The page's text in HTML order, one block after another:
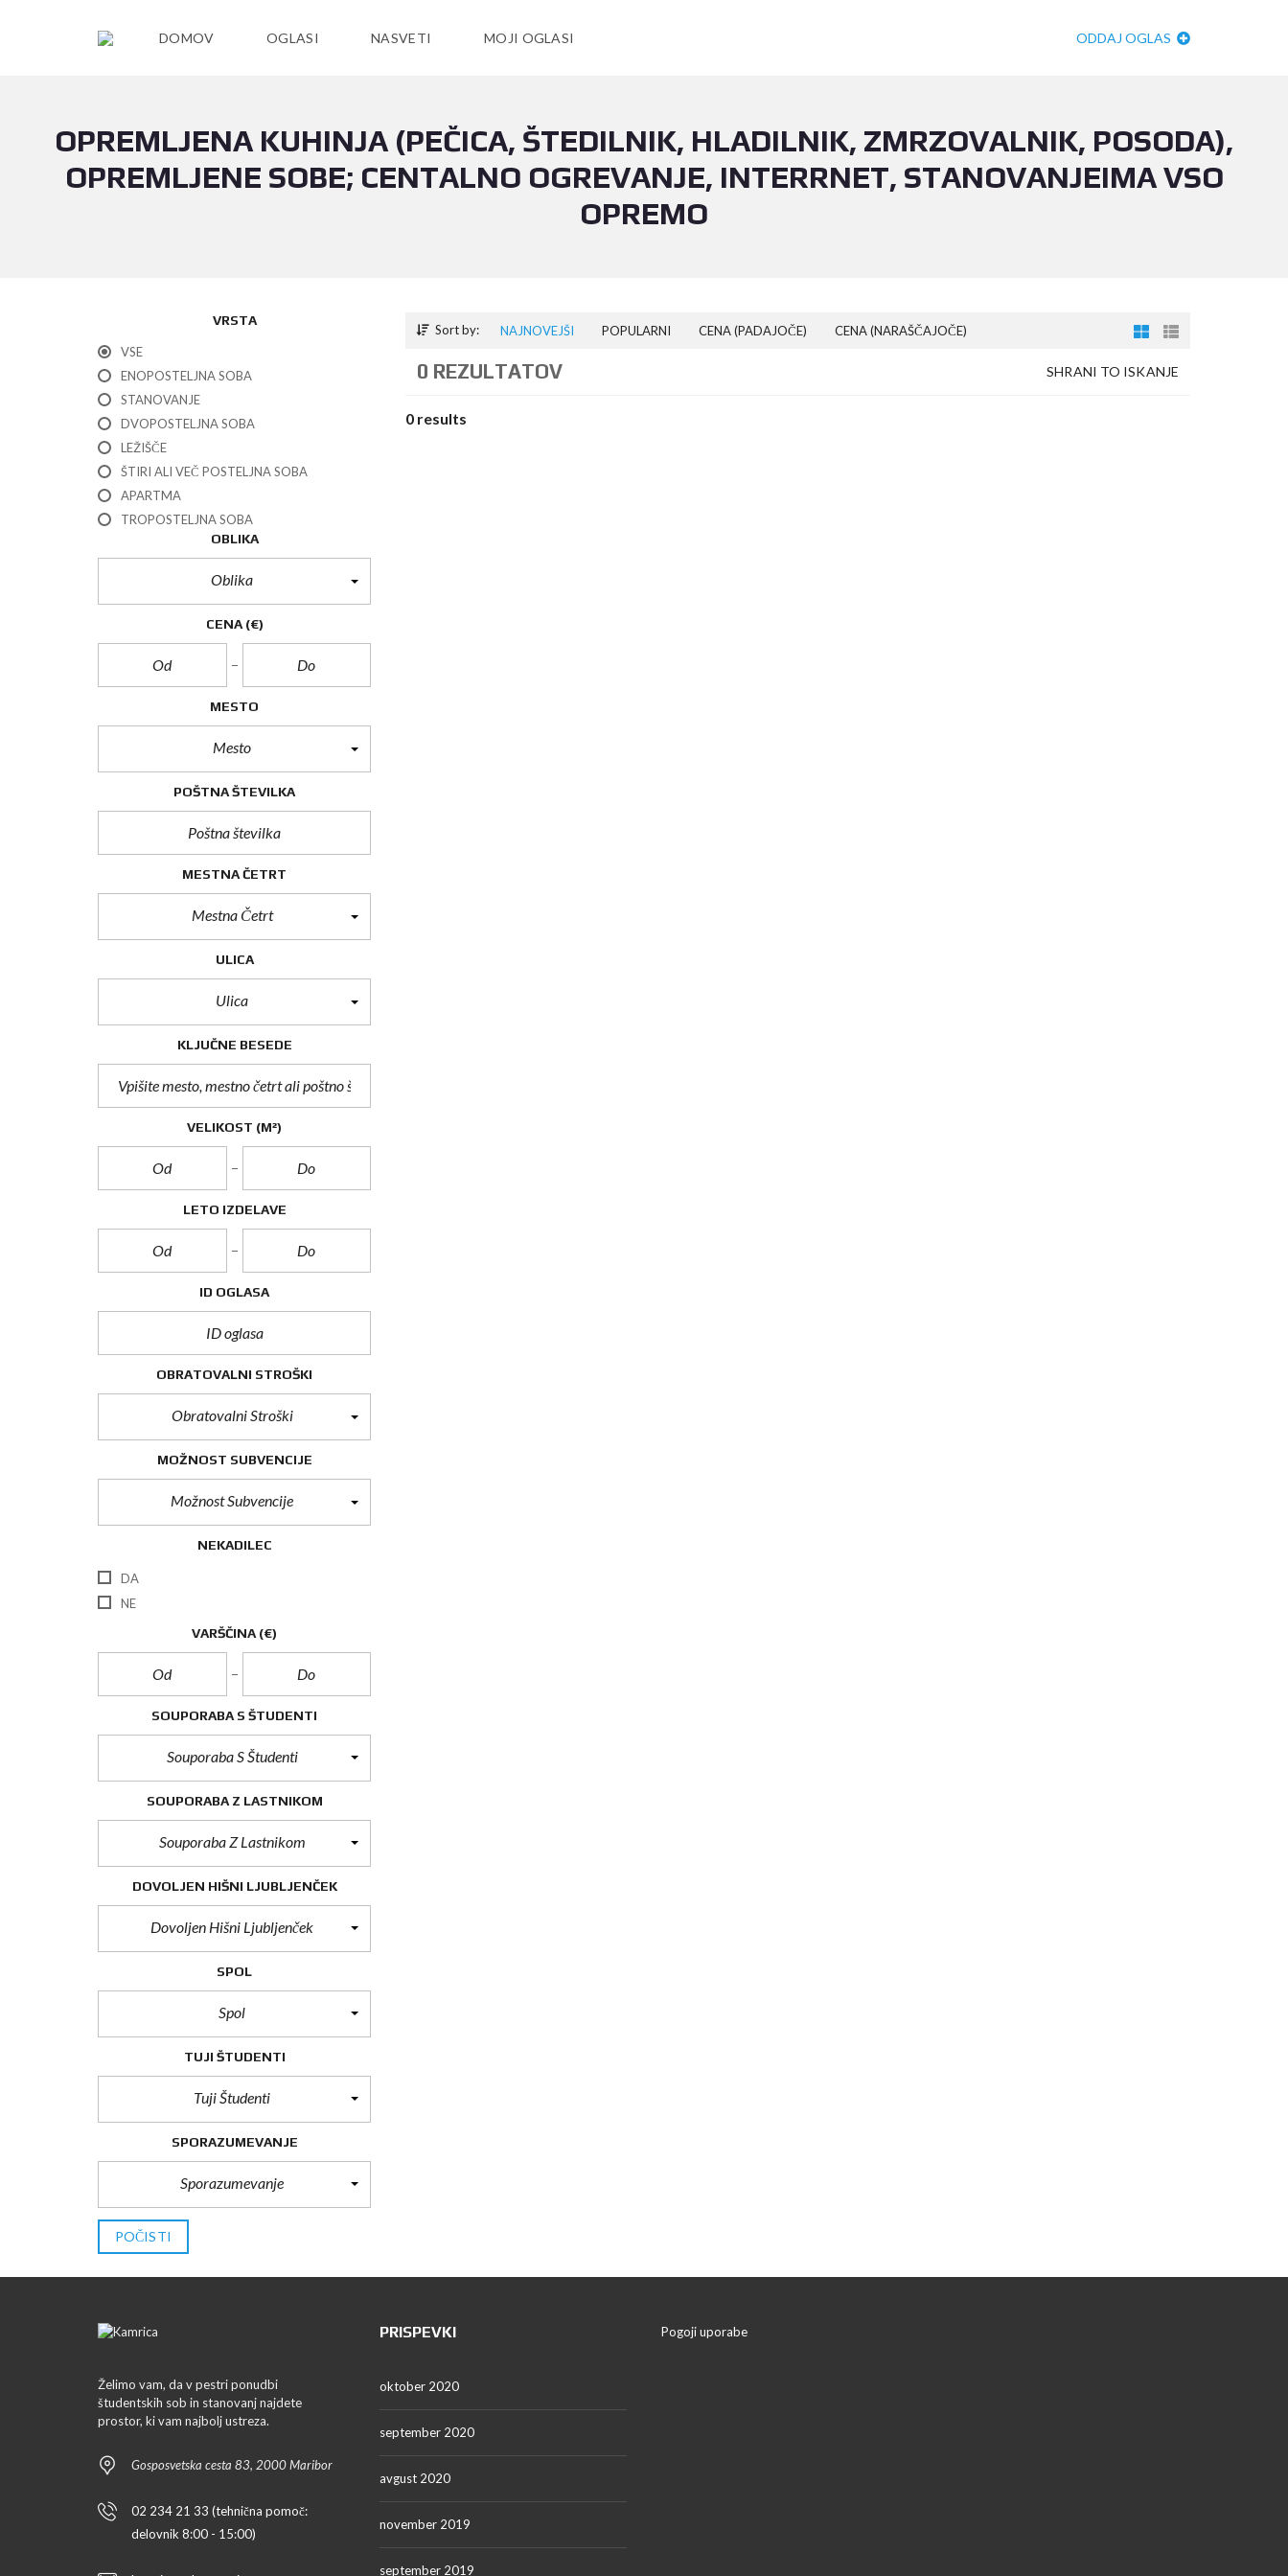
DOMOV OGLASI NASVETI MOJI OGLASI ODDAJ OGLAS
OPREMLJENA KUHINJA (PEČICA, ŠTEDILNIK, HLADILNIK, ZMRZOVALNIK, POSODA),
OPREMLJENE SOBE; CENTALNO OGREVANJE, INTERRNET, STANOVANJEIMA VSO
OPREMO
VRSTA
VSE
ENOPOSTELJNA SOBA
STANOVANJE
DVOPOSTELJNA SOBA
LEŽIŠČE
ŠTIRI ALI VEČ POSTELJNA SOBA
APARTMA
TROPOSTELJNA SOBA
OBLIKA
Oblika
CENA (€)
MESTO
Mesto
POŠTNA ŠTEVILKA
MESTNA ČETRT
Mestna Četrt
ULICA
Ulica
KLJUČNE BESEDE
VELIKOST (M²)
LETO IZDELAVE
ID OGLASA
OBRATOVALNI STROŠKI
Obratovalni Stroški
MOŽNOST SUBVENCIJE
Možnost Subvencije
NEKADILEC
DA
NE
VARŠČINA (€)
SOUPORABA S ŠTUDENTI
Souporaba S Študenti
SOUPORABA Z LASTNIKOM
Souporaba Z Lastnikom
DOVOLJEN HIŠNI LJUBLJENČEK
Dovoljen Hišni Ljubljenček
SPOL
Spol
TUJI ŠTUDENTI
Tuji Študenti
SPORAZUMEVANJE
Sporazumevanje
POČISTI
Sort by: NAJNOVEJŠI POPULARNI CENA (PADAJOČE) CENA (NARAŠČAJOČE)
SHRANI TO ISKANJE
0 REZULTATOV
0 results
Želimo vam, da v pestri ponudbi
študentskih sob in stanovanj najdete
prostor, ki vam najbolj ustreza.
Gosposvetska cesta 83, 2000 Maribor
02 234 21 33 (tehnična pomoč:
delovnik 8:00 - 15:00)
PRISPEVKI
oktober 2020
september 2020
avgust 2020
november 2019
september 2019
Pogoji uporabe